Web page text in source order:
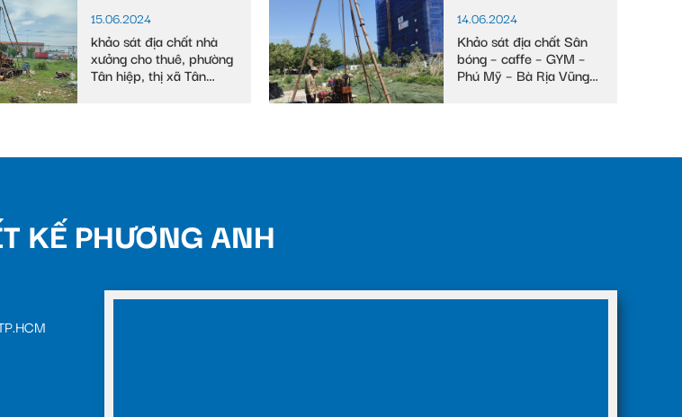
15.06.2024
khảo sát địa chất nhà
xưởng cho thuê, phường
Tân hiệp, thị xã Tân
14.06.2024
Khảo sát địa chất Sân
bóng – caffe – GYM –
Phú Mỹ – Bà Rịa Vũng
KẾ PHƯƠNG ANH